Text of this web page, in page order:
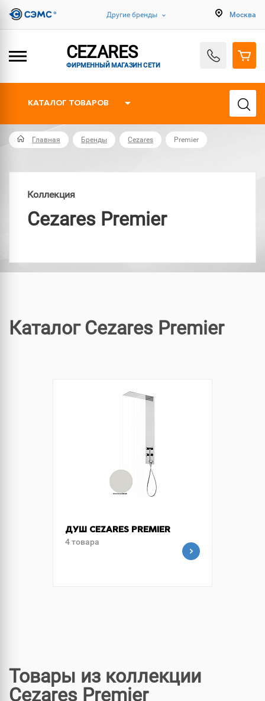
Другие бренды Москва
CEZARES
ФИРМЕННЫЙ МАГАЗИН СЕТИ
КАТАЛОГ ТОВАРОВ
Главная Бренды Cezares Premier
Коллекция
Cezares Premier
Каталог Cezares Premier
ДУШ CEZARES PREMIER
4 товара
Товары из коллекции
Cezares Premier